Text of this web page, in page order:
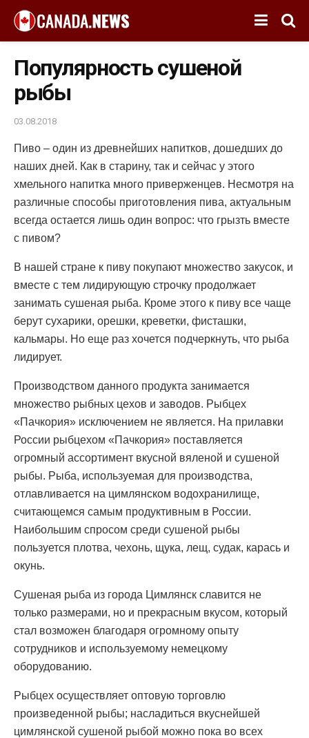
Популярность сушеной
рыбы
03.08.2018
Пиво – один из древнейших напитков, дошедших до
наших дней. Как в старину, так и сейчас у этого
хмельного напитка много приверженцев. Несмотря на
различные способы приготовления пива, актуальным
всегда остается лишь один вопрос: что грызть вместе
с пивом?
В нашей стране к пиву покупают множество закусок, и
вместе с тем лидирующую строчку продолжает
занимать сушеная рыба. Кроме этого к пиву все чаще
берут сухарики, орешки, креветки, фисташки,
кальмары. Но еще раз хочется подчеркнуть, что рыба
лидирует.
Производством данного продукта занимается
множество рыбных цехов и заводов. Рыбцех
«Пачкория» исключением не является. На прилавки
России рыбцехом «Пачкория» поставляется
огромный ассортимент вкусной вяленой и сушеной
рыбы. Рыба, используемая для производства,
отлавливается на цимлянском водохранилище,
считающемся самым продуктивным в России.
Наибольшим спросом среди сушеной рыбы
пользуется плотва, чехонь, щука, лещ, судак, карась и
окунь.
Сушеная рыба из города Цимлянск славится не
только размерами, но и прекрасным вкусом, который
стал возможен благодаря огромному опыту
сотрудников и используемому немецкому
оборудованию.
Рыбцех осуществляет оптовую торговлю
произведенной рыбы; насладиться вкуснейшей
цимлянской сушеной рыбой можно пока во всех